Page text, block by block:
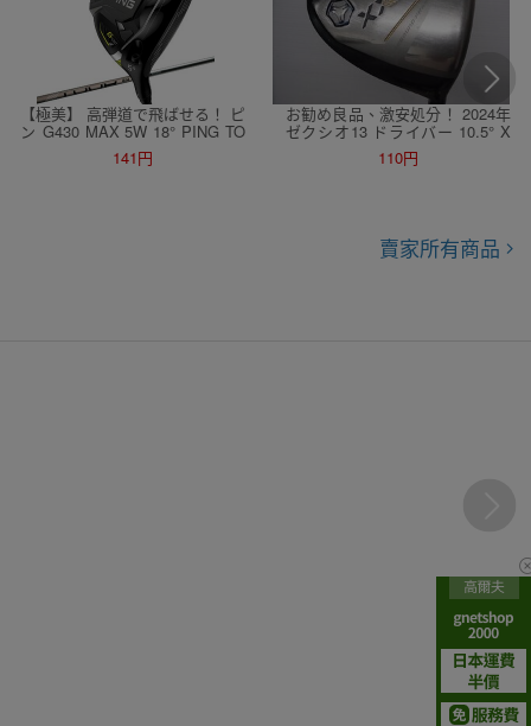
【極美】 高弾道で飛ばせる！ ピ
ン G430 MAX 5W 18° PING TO
UR 2.0 CHROME 65/S ※日本仕
141円
お勧め良品、激安処分！ 2024年
ゼクシオ13 ドライバー 10.5° X
XIO MP1300/R ￥92,400
110円
賣家所有商品